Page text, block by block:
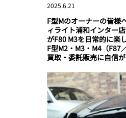
2025.6.21
F型Mのオーナーの皆様
ィライト浦和インター
がF80 M3を日常的に楽
F型M2・M3・M4（F87
買取・委託販売に自信